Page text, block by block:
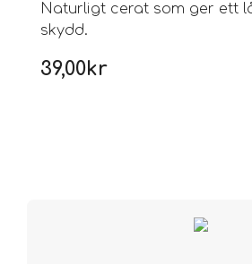
Naturligt cerat som ger ett
skydd.
39,00kr